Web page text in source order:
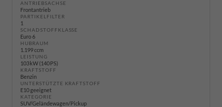
ANTRIEBSACHSE
Frontantrieb
PARTIKELFILTER
1
SCHADSTOFFKLASSE
Euro 6
HUBRAUM
1.199 ccm
LEISTUNG
103 kW (140 PS)
KRAFTSTOFF
Benzin
UNTERSTÜTZTE KRAFTSTOFF
E10 geeignet
KATEGORIE
SUV/Geländewagen/Pickup